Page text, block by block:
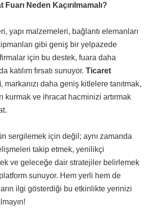
Fuarı Neden Kaçırılmamalı?
yapı malzemeleri, bağlantı elemanları
gibi geniş bir yelpazede
için bu destek, fuara daha
katılım fırsatı sunuyor. Ticaret
, markanızı daha geniş kitlelere tanıtmak,
kurmak ve ihracat hacminizi artırmak
sergilemek için değil; aynı zamanda
takip etmek, yenilikçi
ve geleceğe dair stratejiler belirlemek
sunuyor. Hem yerli hem de
ilgi gösterdiği bu etkinlikte yerinizi